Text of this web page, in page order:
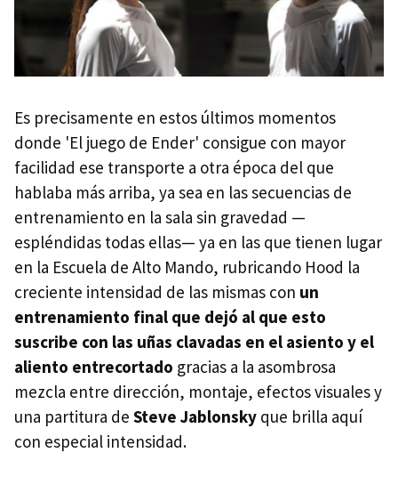
Es precisamente en estos últimos momentos
donde 'El juego de Ender' consigue con mayor
facilidad ese transporte a otra época del que
hablaba más arriba, ya sea en las secuencias de
entrenamiento en la sala sin gravedad —
espléndidas todas ellas— ya en las que tienen lugar
en la Escuela de Alto Mando, rubricando Hood la
creciente intensidad de las mismas con un
entrenamiento final que dejó al que esto
suscribe con las uñas clavadas en el asiento y el
aliento entrecortado gracias a la asombrosa
mezcla entre dirección, montaje, efectos visuales y
una partitura de Steve Jablonsky que brilla aquí
con especial intensidad.